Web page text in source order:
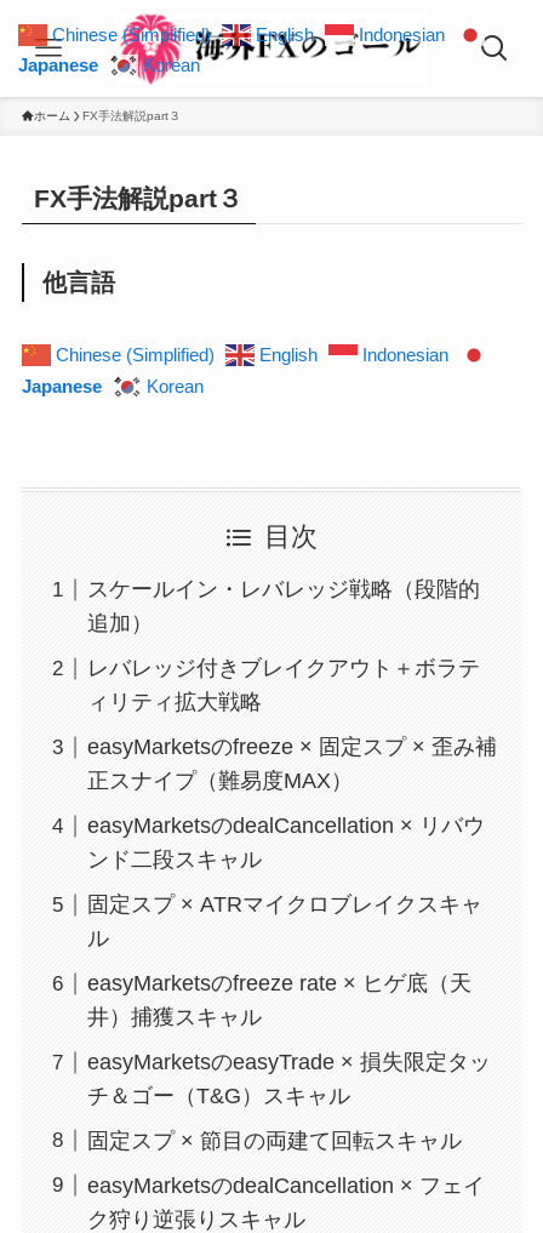
ホーム FX手法解説part３
FX手法解説part３
他言語
Chinese (Simplified) English
Indonesian
Japanese
Korean
目次
スケールイン・レバレッジ戦略（段階的
追加）
レバレッジ付きブレイクアウト＋ボラテ
ィリティ拡大戦略
easyMarketsのfreeze × 固定スプ × 歪み補
正スナイプ（難易度MAX）
easyMarketsのdealCancellation × リバウ
ンド二段スキャル
固定スプ × ATRマイクロブレイクスキャ
ル
easyMarketsのfreeze rate × ヒゲ底（天
井）捕獲スキャル
easyMarketsのeasyTrade × 損失限定タッ
チ＆ゴー（T&G）スキャル
固定スプ × 節目の両建て回転スキャル
easyMarketsのdealCancellation × フェイ
ク狩り逆張りスキャル
Chinese (Simplified) English
Indonesian
Japanese
Korean